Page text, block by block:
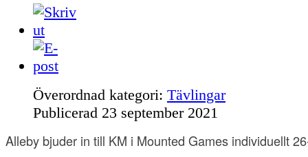
Överordnad kategori: Tävlingar
Publicerad 23 september 2021
Alleby bjuder in till KM i Mounted Games individuellt